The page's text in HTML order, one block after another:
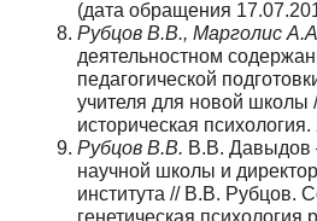
(дата обращения
Рубцов В.В., Марголис
дея­тельностном
педагогической
учителя для новой школы
историческая
Рубцов В.В. В.В. Давыдов
научной шко­лы и
института // В.В. Руб­цов.
генетическая психология